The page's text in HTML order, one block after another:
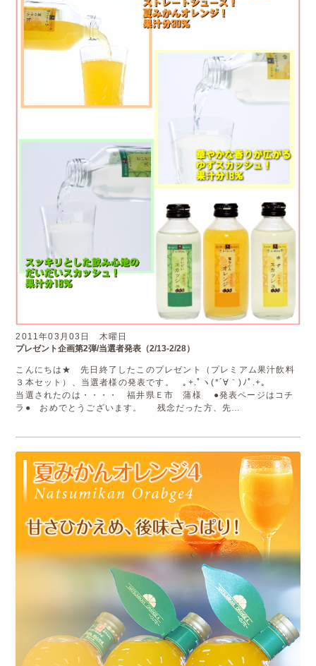
2011年03月03日 木曜日
プレゼント企画第2弾/当選者発表（2/13-2/28）
こんにちは★ 先日終了したこのプレゼント（プレミアム果汁飲料
３本セット）、当選者様の発表です。 ｡+.ﾟヽ(*´∀｀)ﾉﾟ.+｡
当選されたのは・・・・ 福井県Ｅ市 蒲様 ●発表ページはコチ
ラ● おめでとうございます。 残念だった方、先…